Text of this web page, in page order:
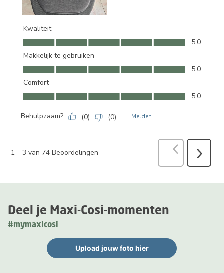
Deel je Maxi-Cosi-momenten
#mymaxicosi
Upload jouw foto hier
Kwaliteit
Kwaliteit, 5.0 van 5
5.0
Makkelijk te gebruiken
Makkelijk te gebruiken, 5.0 van 5
5.0
Comfort
Comfort, 5.0 van 5
5.0
Behulpzaam? (0) (0) Melden
1 – 3 van 74 Beoordelingen Vorige